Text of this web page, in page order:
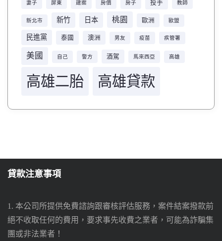
妻子 屏東 建案 房價 房子 投手 教師
新北市 新竹 日本 桃園 歐洲 歐盟
民進黨 泰國 澳洲 男友 疫苗 疾管署
美國 自己 警方 酒駕 馬來西亞 高雄
高雄二胎 高雄貸款
貸款注意事項
1. 本公司所提供免費諮詢跟審核評估服務，案件結案撥款前
絕不收取任何的費用，要求事先收費之業者，可能為詐騙集
團或非法業者！